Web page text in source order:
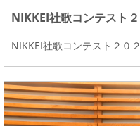
NIKKEI社歌コンテスト
NIKKEI社歌コンテスト２０